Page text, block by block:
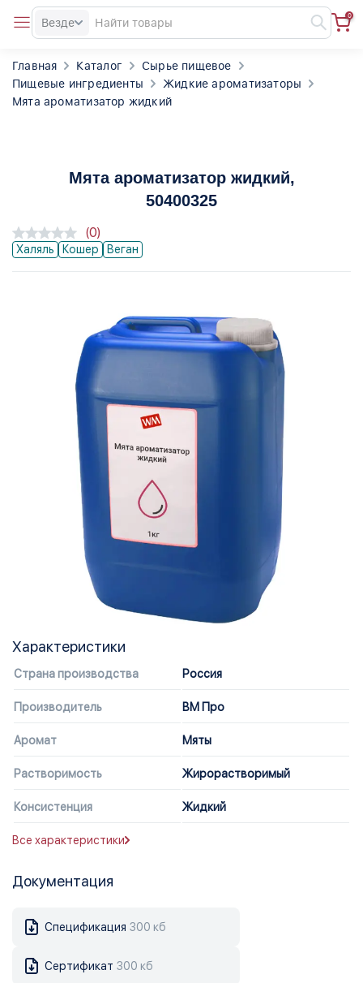
Везде
0
Главная Каталог
Сырье пищевое
Пищевые ингредиенты
Жидкие ароматизаторы
Мята ароматизатор жидкий
Мята ароматизатор жидкий,
50400325
Халяль Кошер Веган
(0)
Характеристики
Страна производства Россия
Производитель ВМ Про
Аромат Мяты
Растворимость Жирорастворимый
Консистенция Жидкий
Все характеристики
Документация
Спецификация 300 кб
Сертификат 300 кб